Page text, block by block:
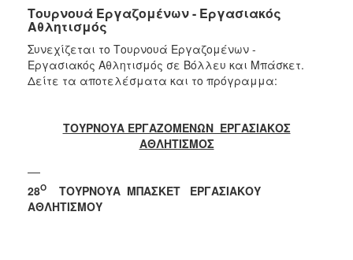
2022
2021
2020
2019
2017
2013
Τουρνουά Εργαζομένων - Εργασιακός
Αθλητισμός
Συνεχίζεται το Τουρνουά Εργαζομένων -
Εργασιακός Αθλητισμός σε Βόλλευ και Μπάσκετ.
Δείτε τα αποτελέσματα και το πρόγραμμα:
ΤΟΥΡΝΟΥΑ ΕΡΓΑΖΟΜΕΝΩΝ ΕΡΓΑΣΙΑΚΟΣ
ΑΘΛΗΤΙΣΜΟΣ
28Ο ΤΟΥΡΝΟΥΑ ΜΠΑΣΚΕΤ ΕΡΓΑΣΙΑΚΟΥ
ΑΘΛΗΤΙΣΜΟΥ